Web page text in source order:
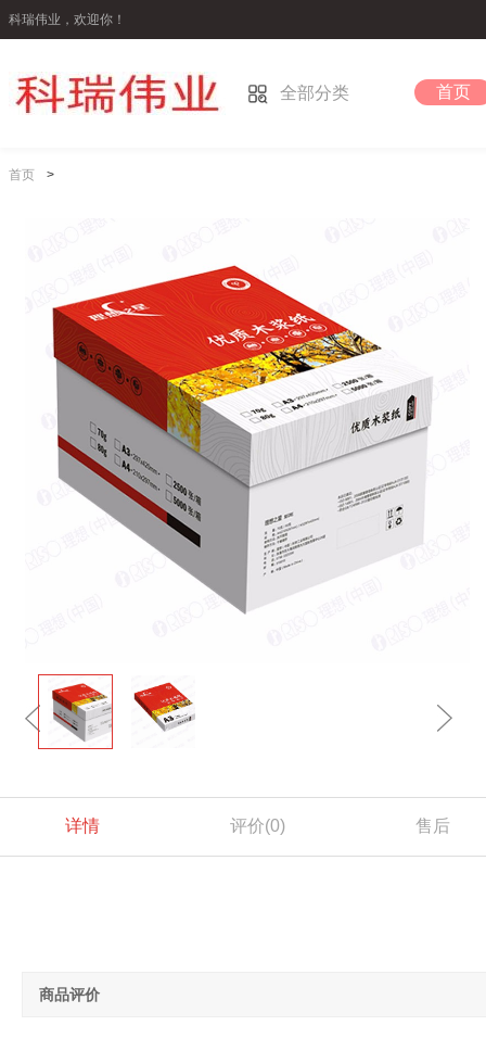
科瑞伟业，欢迎你！
全部分类 首页
首页 >
详情 评价(0) 售后
商品评价